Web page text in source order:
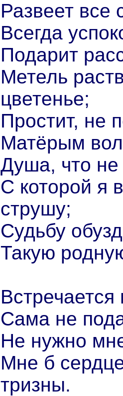
Развеет все
Всегда
Подарит
Метель
цветенье;
Простит, не
Матёрым
Душа, что не
С которой я
струшу;
Судьбу
Такую
Сама не
Не нужно
Мне б
тризны.